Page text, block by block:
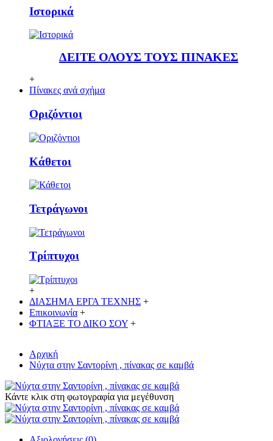
Ιστορικά
ΔΕΙΤΕ ΟΛΟΥΣ ΤΟΥΣ ΠΙΝΑΚΕΣ
+
Πίνακες ανά σχήμα
Οριζόντιοι
Κάθετoι
Τετράγωνοι
Τρίπτυχοι
+
ΔΙΑΣΗΜΑ ΕΡΓΑ ΤΕΧΝΗΣ +
Επικοινωνία +
ΦΤΙΑΞΕ ΤΟ ΔΙΚO ΣΟΥ +
Αρχική
Νύχτα στην Σαντορίνη , πίνακας σε καμβά
Κάντε κλικ στη φωτογραφία για μεγέθυνση